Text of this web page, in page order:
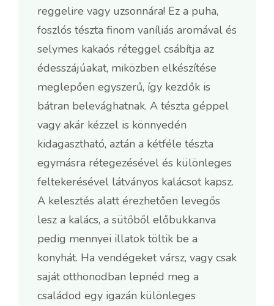
reggelire vagy uzsonnára! Ez a puha,
foszlós tészta finom vaníliás aromával és
selymes kakaós réteggel csábítja az
édesszájúakat, miközben elkészítése
meglepően egyszerű, így kezdők is
bátran belevághatnak. A tészta géppel
vagy akár kézzel is könnyedén
kidagasztható, aztán a kétféle tészta
egymásra rétegezésével és különleges
feltekerésével látványos kalácsot kapsz.
A kelesztés alatt érezhetően levegős
lesz a kalács, a sütőből előbukkanva
pedig mennyei illatok töltik be a
konyhát. Ha vendégeket vársz, vagy csak
saját otthonodban lepnéd meg a
családod egy igazán különleges